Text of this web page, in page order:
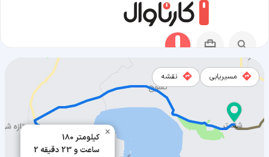
180 کیلومتر
2 ساعت و 23 دقیقه
×
مسیریابی نقشه
مسیر شبستر به ارومیه